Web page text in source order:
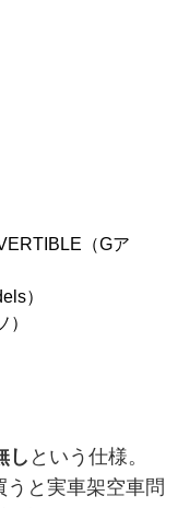
（Gア
）
し という仕様。
と実車架空車問